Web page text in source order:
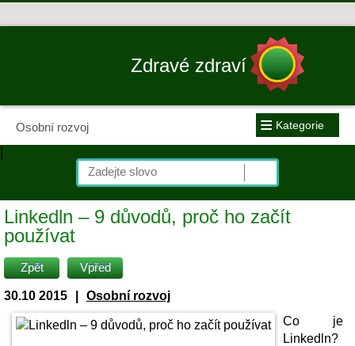
Zdravé zdraví
Osobní rozvoj ≡ Kategorie
|
Linkedln – 9 důvodů, proč ho začít
používat
Zpět Vpřed
30.10 2015
Osobní rozvoj
Co je
Linkedln?